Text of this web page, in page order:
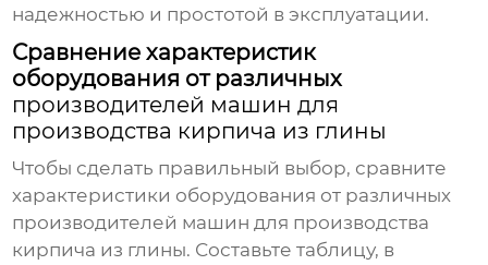
надежностью и простотой в эксплуатации.
Сравнение характеристик
оборудования от различных
производителей машин для
производства кирпича из глины
Чтобы сделать правильный выбор, сравните
характеристики оборудования от различных
производителей машин для производства
кирпича из глины. Составьте таблицу, в